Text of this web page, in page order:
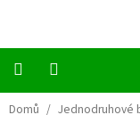
Bylinné
Domů / Jednodruhové